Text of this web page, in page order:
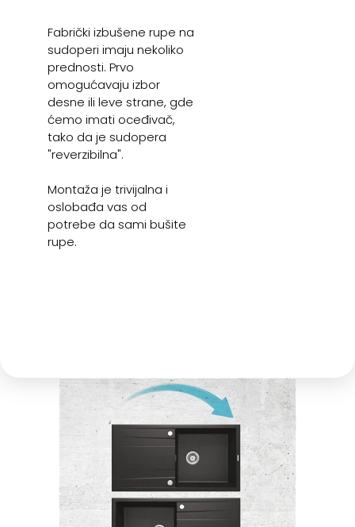
Fabrički izbušene rupe na
sudoperi imaju nekoliko
prednosti. Prvo
omogućavaju izbor
desne ili leve strane, gde
ćemo imati oceđivač,
tako da je sudopera
"reverzibilna".
Montaža je trivijalna i
oslobađa vas od
potrebe da sami bušite
rupe.